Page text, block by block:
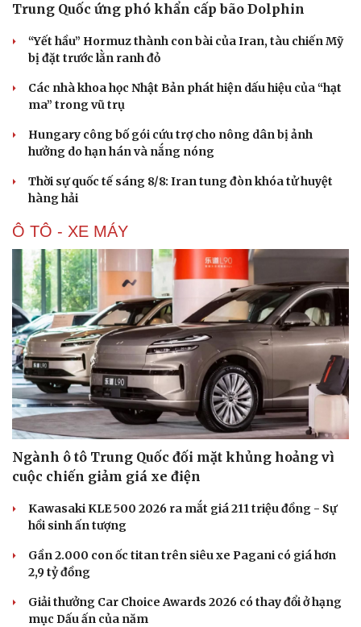
Cải chính
Trung Quốc ứng phó khẩn cấp bão Dolphin
“Yết hầu” Hormuz thành con bài của Iran, tàu chiến Mỹ
bị đặt trước lằn ranh đỏ
Các nhà khoa học Nhật Bản phát hiện dấu hiệu của “hạt
ma” trong vũ trụ
Hungary công bố gói cứu trợ cho nông dân bị ảnh
hưởng do hạn hán và nắng nóng
Thời sự quốc tế sáng 8/8: Iran tung đòn khóa tử huyệt
hàng hải
Ô TÔ - XE MÁY
Ngành ô tô Trung Quốc đối mặt khủng hoảng vì
cuộc chiến giảm giá xe điện
Kawasaki KLE 500 2026 ra mắt giá 211 triệu đồng - Sự
hồi sinh ấn tượng
Gần 2.000 con ốc titan trên siêu xe Pagani có giá hơn
2,9 tỷ đồng
Giải thưởng Car Choice Awards 2026 có thay đổi ở hạng
mục Dấu ấn của năm